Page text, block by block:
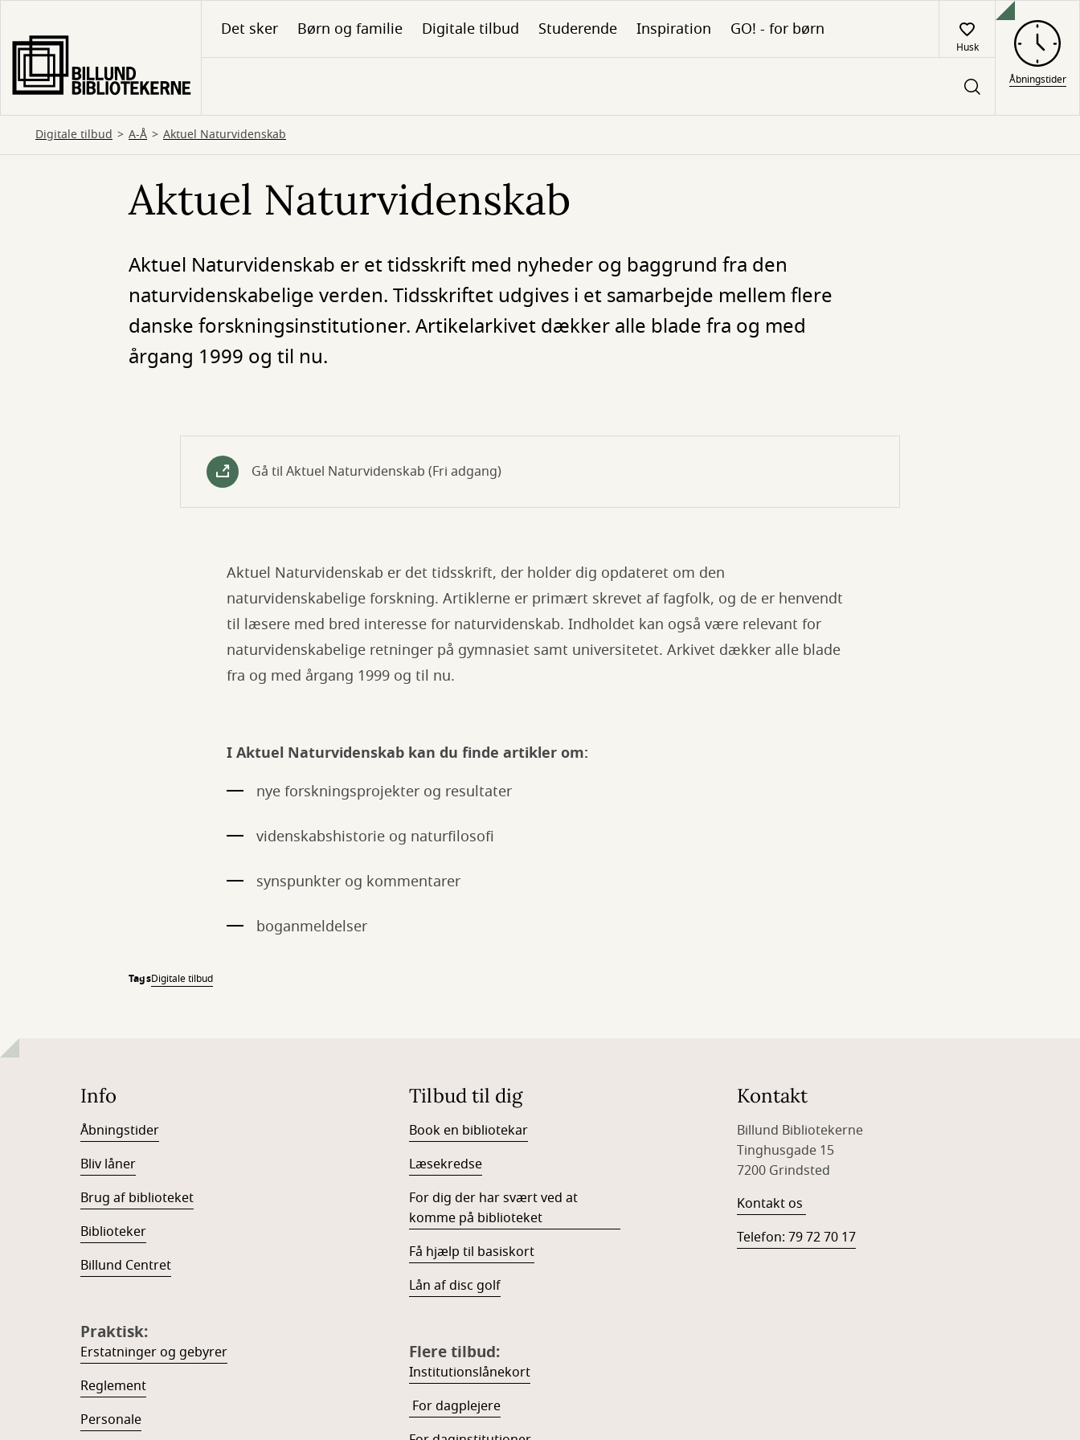
hovedindhold
Det sker Børn og familie Digitale tilbud Studerende Inspiration GO! - for børn
Husk
Åbningstider
Digitale tilbud A-Å Aktuel Naturvidenskab
Aktuel Naturvidenskab
Aktuel Naturvidenskab er et tidsskrift med nyheder og baggrund fra den
naturvidenskabelige verden. Tidsskriftet udgives i et samarbejde mellem flere
danske forskningsinstitutioner. Artikelarkivet dækker alle blade fra og med
årgang 1999 og til nu.
Gå til Aktuel Naturvidenskab (Fri adgang)
Aktuel Naturvidenskab er det tidsskrift, der holder dig opdateret om den
naturvidenskabelige forskning. Artiklerne er primært skrevet af fagfolk, og de er henvendt
til læsere med bred interesse for naturvidenskab. Indholdet kan også være relevant for
naturvidenskabelige retninger på gymnasiet samt universitetet. Arkivet dækker alle blade
fra og med årgang 1999 og til nu.
I Aktuel Naturvidenskab kan du finde artikler om:
nye forskningsprojekter og resultater
videnskabshistorie og naturfilosofi
synspunkter og kommentarer
boganmeldelser
TagsDigitale tilbud
Info
Åbningstider
Bliv låner
Brug af biblioteket
Biblioteker
Billund Centret
Praktisk:
Erstatninger og gebyrer
Reglement
Personale
Tilbud til dig
Book en bibliotekar
Læsekredse
For dig der har svært ved at
komme på biblioteket
Få hjælp til basiskort
Lån af disc golf
Flere tilbud:
Institutionslånekort
For dagplejere
Kontakt
Billund Bibliotekerne
Tinghusgade 15
7200 Grindsted
Kontakt os
Telefon: 79 72 70 17